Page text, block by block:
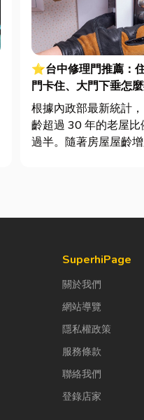
⭐台中修理門推薦：
門卡住、大門下垂怎麼
修費用與不銹鋼工程
根據內政部最新統計
齡超過 30 年的老屋比
過半。隨著房屋屋齡增
SuperhiPage
關於我們
網站導覽
隱私權政策
服務條款
聯絡我們
登錄店家